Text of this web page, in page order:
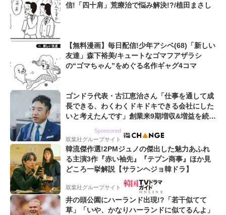
信!「四十肩」荒療治で悩み解決!?/植田まさし
【無料漫画】毎日配信!少年アシベ(68)「新しい
友達」森下裕美/キュートなゴマフアザラシ
の“ゴマちゃん”をめぐる名作ギャグ4コマ
ゴンドラ代表・古江恵治さん「仕事を通して成
長できる、わくわくドキドキできる会社にした
いと考えたんです」創業来9期増収&増益を続け
Sponsored
双葉社グループサイト
韓流傑作選!2PMジュノの傑出した魅力あふれ
る主演3作『赤い袖先』『テプン商事』ほか見
どころ一挙解説【サランヘジョ韓ドラ】
双葉社グループサイト
井の頭公園にハーランド出現!?「若干似てて
草」「いや、かなりハーランドに似てるんよ」